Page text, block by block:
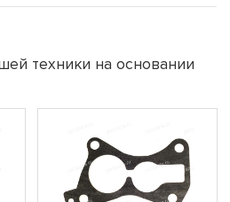
техники на основании